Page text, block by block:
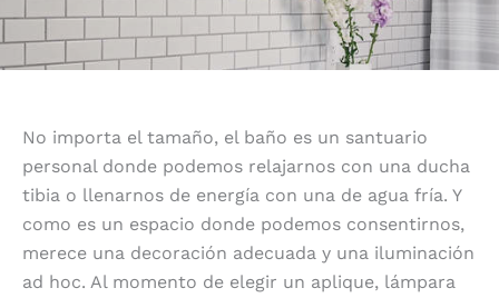
No importa el tamaño, el baño es un santuario
personal donde podemos relajarnos con una ducha
tibia o llenarnos de energía con una de agua fría. Y
como es un espacio donde podemos consentirnos,
merece una decoración adecuada y una iluminación
ad hoc. Al momento de elegir un aplique, lámpara